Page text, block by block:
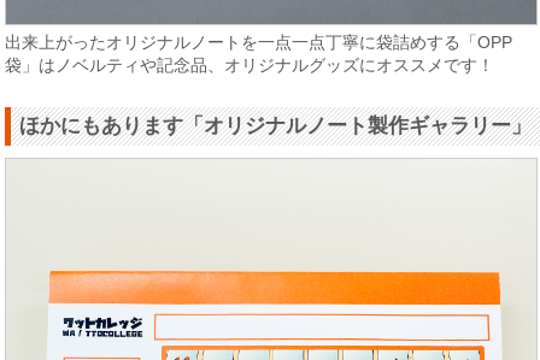
出来上がったオリジナルノートを一点一点丁寧に袋詰めする「OPP
袋」はノベルティや記念品、オリジナルグッズにオススメです！
ほかにもあります「オリジナルノート製作ギャラリー」